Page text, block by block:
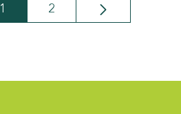
Seite
1 Seite
2